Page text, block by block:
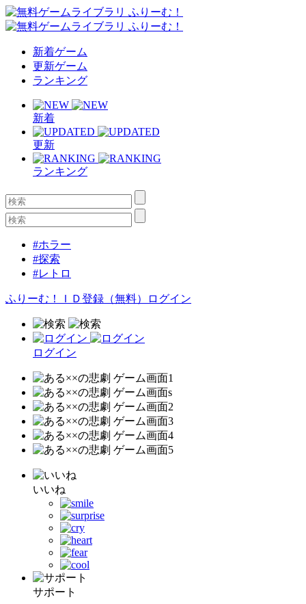
新着ゲーム
更新ゲーム
ランキング
新着
更新
ランキング
#ホラー
#探索
#レトロ
ふりーむ！ＩＤ登録（無料） ログイン
ログイン
いいね
サポート